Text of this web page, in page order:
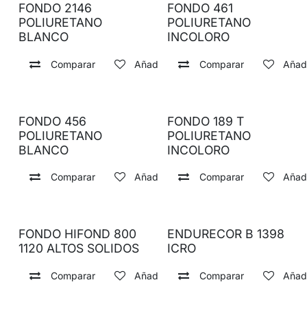
FONDO 2146
POLIURETANO
BLANCO
Comparar Añadir a lista de deseos
FONDO 461
POLIURETANO
INCOLORO
Comparar
FONDO 456
POLIURETANO
BLANCO
Comparar Añadir a lista de deseos
FONDO 189 T
POLIURETANO
INCOLORO
Comparar
FONDO HIFOND 800
1120 ALTOS SOLIDOS
Comparar Añadir a lista de deseos
ENDURECOR B 1398
ICRO
Comparar